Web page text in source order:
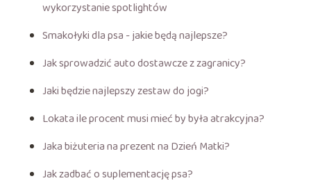
wykorzystanie spotlightów
Smakołyki dla psa - jakie będą najlepsze?
Jak sprowadzić auto dostawcze z zagranicy?
Jaki będzie najlepszy zestaw do jogi?
Lokata ile procent musi mieć by była atrakcyjna?
Jaka biżuteria na prezent na Dzień Matki?
Jak zadbać o suplementację psa?